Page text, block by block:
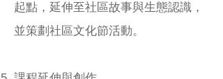
起點，延伸至社區故事與生態認識，
並策劃社區文化節活動。